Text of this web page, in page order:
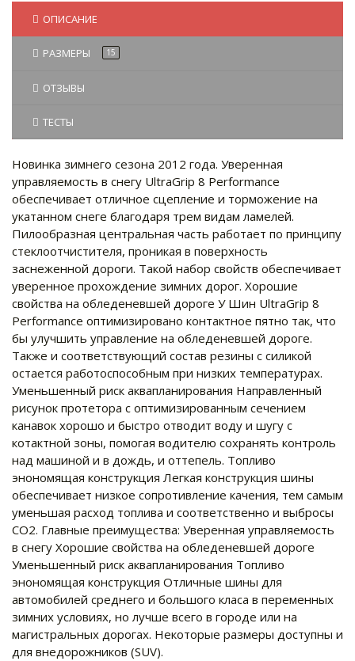
ОПИСАНИЕ
РАЗМЕРЫ 15
ОТЗЫВЫ
ТЕСТЫ
Новинка зимнего сезона 2012 года. Уверенная
управляемость в снегу UltraGrip 8 Performance
обеспечивает отличное сцепление и торможение на
укатанном снеге благодаря трем видам ламелей.
Пилообразная центральная часть работает по принципу
стеклоотчистителя, проникая в поверхность
заснеженной дороги. Такой набор свойств обеспечивает
уверенное прохождение зимних дорог. Хорошие
свойства на обледеневшей дороге У Шин UltraGrip 8
Performance оптимизировано контактное пятно так, что
бы улучшить управление на обледеневшей дороге.
Также и соответствующий состав резины с силикой
остается работоспособным при низких температурах.
Уменьшенный риск аквапланирования Направленный
рисунок протетора с оптимизированным сечением
канавок хорошо и быстро отводит воду и шугу с
котактной зоны, помогая водителю сохранять контроль
над машиной и в дождь, и оттепель. Топливо
энономящая конструкция Легкая конструкция шины
обеспечивает низкое сопротивление качения, тем самым
уменьшая расход топлива и соответственно и выбросы
CO2. Главные преимущества: Уверенная управляемость
в снегу Хорошие свойства на обледеневшей дороге
Уменьшенный риск аквапланирования Топливо
энономящая конструкция Отличные шины для
автомобилей среднего и большого класа в переменных
зимних условиях, но лучше всего в городе или на
магистральных дорогах. Некоторые размеры доступны и
для внедорожников (SUV).